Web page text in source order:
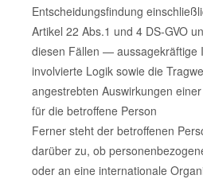
Entscheidungsfindung
Artikel 22 Abs.1 und 4 DS-GVO
diesen Fällen — aussagekräftige
involvierte Logik sowie die
angestrebten Auswirkungen
für die betroffene Person
Ferner steht der betroffenen
darüber zu, ob
oder an eine internationale